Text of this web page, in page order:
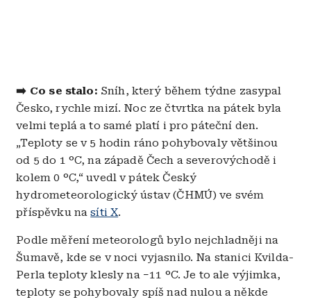
➡️ Co se stalo: Sníh, který během týdne zasypal
Česko, rychle mizí. Noc ze čtvrtka na pátek byla
velmi teplá a to samé platí i pro páteční den.
„Teploty se v 5 hodin ráno pohybovaly většinou
od 5 do 1 °C, na západě Čech a severovýchodě i
kolem 0 °C,“ uvedl v pátek Český
hydrometeorologický ústav (ČHMÚ) ve svém
příspěvku nasíti X.
Podle měření meteorologů bylo nejchladněji na
Šumavě, kde se v noci vyjasnilo. Na stanici Kvilda-
Perla teploty klesly na −11 °C. Je to ale výjimka,
teploty se pohybovaly spíš nad nulou a někde